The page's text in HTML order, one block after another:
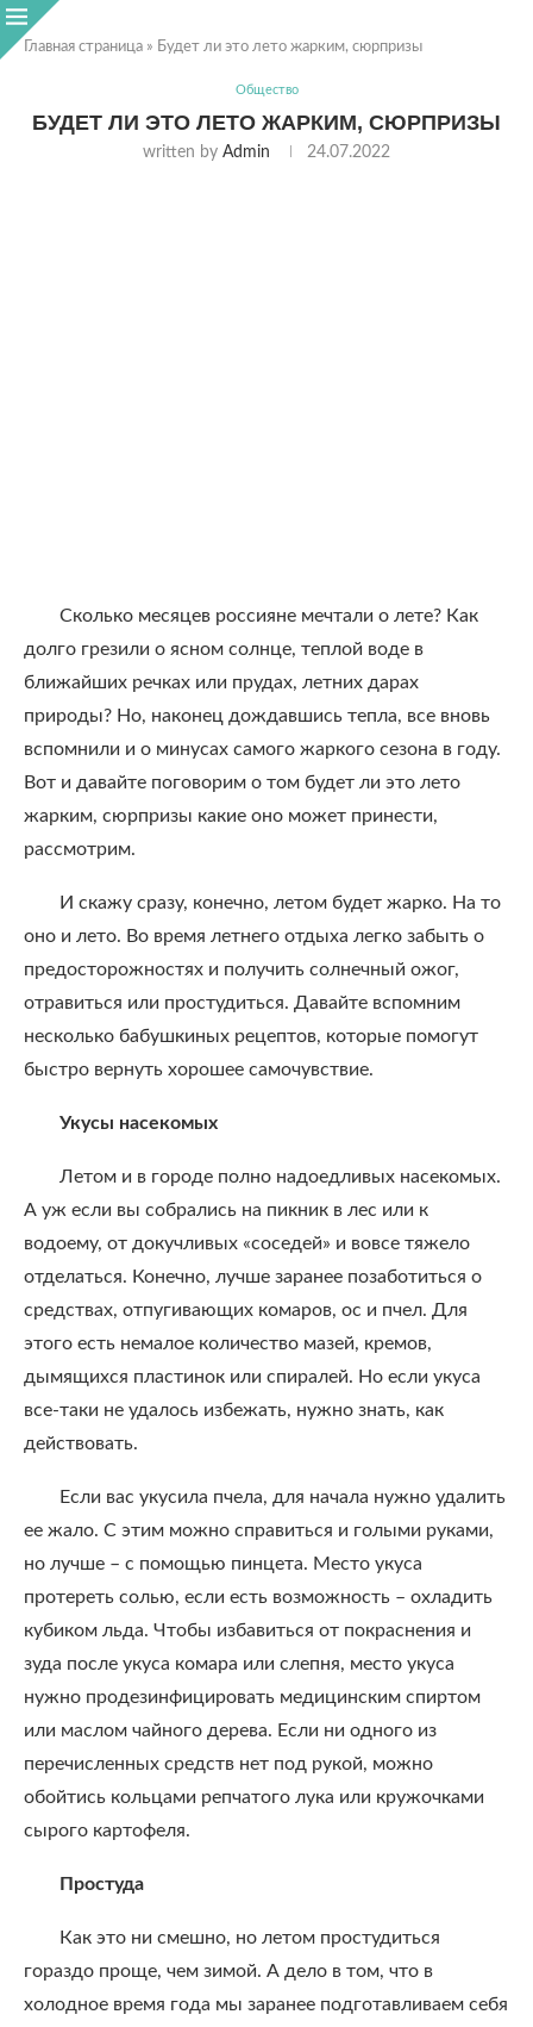
Главная страница » Будет ли это лето жарким, сюрпризы
Общество
БУДЕТ ЛИ ЭТО ЛЕТО ЖАРКИМ, СЮРПРИЗЫ
written by Admin 24.07.2022
Сколько месяцев россияне мечтали о лете? Как
долго грезили о ясном солнце, теплой воде в
ближайших речках или прудах, летних дарах
природы? Но, наконец дождавшись тепла, все вновь
вспомнили и о минусах самого жаркого сезона в году.
Вот и давайте поговорим о том будет ли это лето
жарким, сюрпризы какие оно может принести,
рассмотрим.
И скажу сразу, конечно, летом будет жарко. На то
оно и лето. Во время летнего отдыха легко забыть о
предосторожностях и получить солнечный ожог,
отравиться или простудиться. Давайте вспомним
несколько бабушкиных рецептов, которые помогут
быстро вернуть хорошее самочувствие.
Укусы насекомых
Летом и в городе полно надоедливых насекомых.
А уж если вы собрались на пикник в лес или к
водоему, от докучливых «соседей» и вовсе тяжело
отделаться. Конечно, лучше заранее позаботиться о
средствах, отпугивающих комаров, ос и пчел. Для
этого есть немалое количество мазей, кремов,
дымящихся пластинок или спиралей. Но если укуса
все-таки не удалось избежать, нужно знать, как
действовать.
Если вас укусила пчела, для начала нужно удалить
ее жало. С этим можно справиться и голыми руками,
но лучше – с помощью пинцета. Место укуса
протереть солью, если есть возможность – охладить
кубиком льда. Чтобы избавиться от покраснения и
зуда после укуса комара или слепня, место укуса
нужно продезинфицировать медицинским спиртом
или маслом чайного дерева. Если ни одного из
перечисленных средств нет под рукой, можно
обойтись кольцами репчатого лука или кружочками
сырого картофеля.
Простуда
Как это ни смешно, но летом простудиться
гораздо проще, чем зимой. А дело в том, что в
холодное время года мы заранее подготавливаем себя